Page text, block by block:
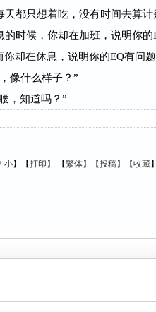
天都只想着吃，没有时间去算计
的时候，你却在加班，说明你
却在休息，说明你的EQ有问
像什么样子？”
，知道吗？”
小】【打印 】 【繁体】【投稿】【收藏